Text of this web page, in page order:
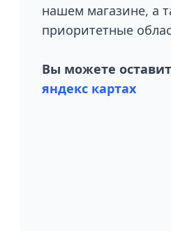
нашем магазине, а
приоритетные
Вы можете
яндекс картах